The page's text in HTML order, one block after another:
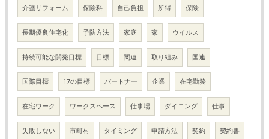
介護リフォーム 保険料 自己負担 所得 保険
長期優良住宅化 予防方法 家庭 家 ウイルス
持続可能な開発目標 目標 関連 取り組み 国連
国際目標 17の目標 パートナー 企業 在宅勤務
在宅ワーク ワークスペース 仕事場 ダイニング 仕事
失敗しない 市町村 タイミング 申請方法 契約 契約書